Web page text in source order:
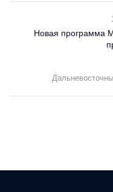
Новая программа